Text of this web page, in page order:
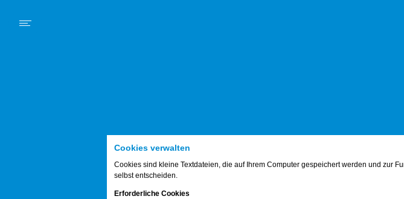
Cookies verwalten
Cookies sind kleine Textdateien, die auf Ihrem Computer gespeichert werden und zur
selbst entscheiden.
Erforderliche Cookies